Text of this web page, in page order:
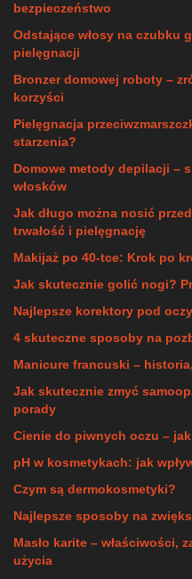
bezpieczeństwo
Odstające włosy na czubku
pielęgnacji
Bronzer domowej roboty –
korzyści
Pielęgnacja
starzenia?
Domowe metody depilacji –
włosków
Jak długo można nosić
trwałość i pielęgnację
Makijaż po 40-tce: Krok po
Jak skutecznie golić nogi?
Najlepsze korektory pod
4 skuteczne sposoby na
Manicure francuski –
Jak skutecznie zmyć
porady
Cienie do piwnych oczu –
pH w kosmetykach: jak
Czym są dermokosmetyki?
Najlepsze sposoby na
Masło karite – właściwości,
użycia